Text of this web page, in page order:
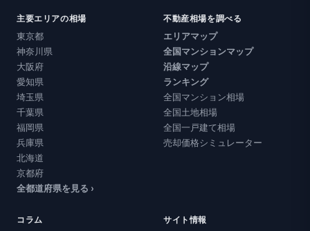
主要エリアの相場
東京都
神奈川県
大阪府
愛知県
埼玉県
千葉県
福岡県
兵庫県
北海道
京都府
全都道府県を見る ›
不動産相場を調べる
エリアマップ
全国マンションマップ
沿線マップ
ランキング
全国マンション相場
全国土地相場
全国一戸建て相場
売却価格シミュレーター
コラム サイト情報